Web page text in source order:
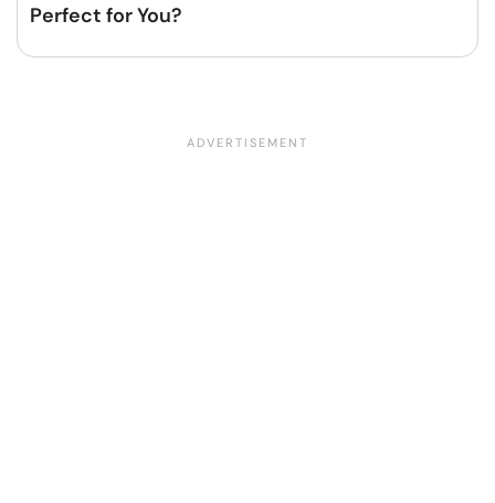
Perfect for You?